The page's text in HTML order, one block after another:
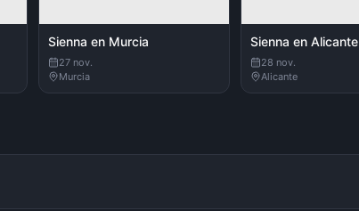
Sienna en Murcia
27 nov.
Murcia
Sienna en Alicante
28 nov.
Alicante